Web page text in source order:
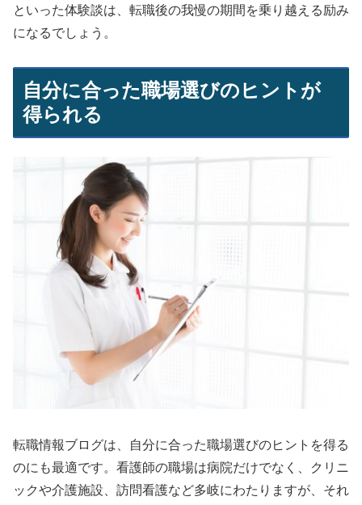
といった体験談は、転職後の我慢の期間を乗り越える励み
になるでしょう。
自分に合った職場選びのヒントが
得られる
転職情報ブログは、自分に合った職場選びのヒントを得る
のにも最適です。看護師の職場は病院だけでなく、クリニ
ックや介護施設、訪問看護など多岐にわたりますが、それ